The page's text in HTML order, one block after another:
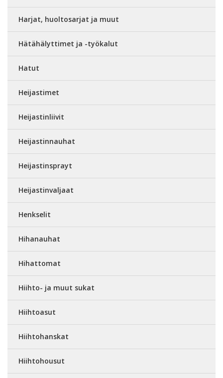
Harjat, huoltosarjat ja muut
Hätähälyttimet ja -työkalut
Hatut
Heijastimet
Heijastinliivit
Heijastinnauhat
Heijastinsprayt
Heijastinvaljaat
Henkselit
Hihanauhat
Hihattomat
Hiihto- ja muut sukat
Hiihtoasut
Hiihtohanskat
Hiihtohousut